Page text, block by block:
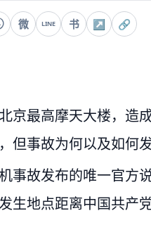
微 LINE 书 ↗ 🔗
京最高摩天大楼，造
但事故为何以及如何
事故发布的唯一官方
生地点距离中国共产